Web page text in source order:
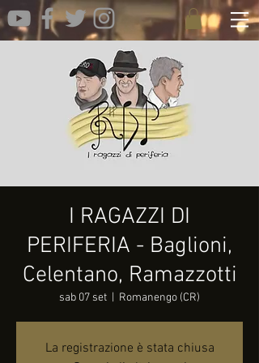
I RAGAZZI DI
PERIFERIA - Baglioni,
Celentano, Ramazzotti
sab 07 set Romanengo (CR)
La registrazione è stata chiusa